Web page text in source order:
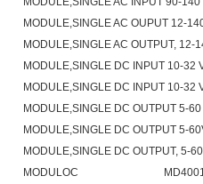
MODULE,SINGLE AC OUPUT 12-
MODULE,SINGLE AC OUTPUT, 12-
MODULE,SINGLE DC INPUT 10-32
MODULE,SINGLE DC INPUT 10-32
MODULE,SINGLE DC OUTPUT 5-
MODULE,SINGLE DC OUTPUT 5-
MODULE,SINGLE DC OUTPUT, 5-
MODULOC